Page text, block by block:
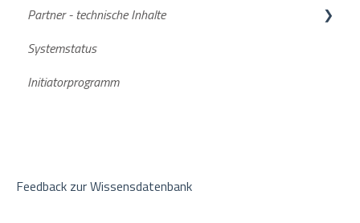
Smartmeter
neoom App
Aktuelle Software Versionen
FAQs
Partner - technische Inhalte
Stromspeicher
Systemstatus
Initiatorprogramm
Feedback zur Wissensdatenbank